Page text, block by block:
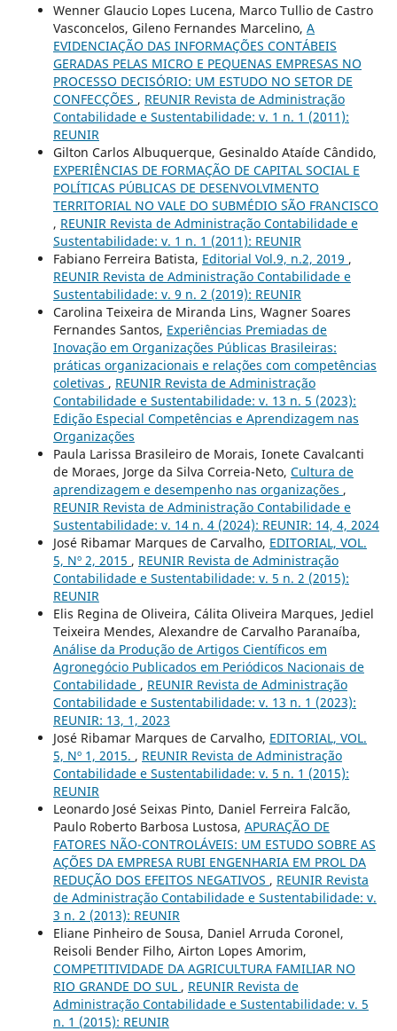
Wenner Glaucio Lopes Lucena, Marco Tullio de Castro
Vasconcelos, Gileno Fernandes Marcelino, A
EVIDENCIAÇÃO DAS INFORMAÇÕES CONTÁBEIS
GERADAS PELAS MICRO E PEQUENAS EMPRESAS NO
PROCESSO DECISÓRIO: UM ESTUDO NO SETOR DE
CONFECÇÕES , REUNIR Revista de Administração
Contabilidade e Sustentabilidade: v. 1 n. 1 (2011):
REUNIR
Gilton Carlos Albuquerque, Gesinaldo Ataíde Cândido,
EXPERIÊNCIAS DE FORMAÇÃO DE CAPITAL SOCIAL E
POLÍTICAS PÚBLICAS DE DESENVOLVIMENTO
TERRITORIAL NO VALE DO SUBMÉDIO SÃO FRANCISCO
, REUNIR Revista de Administração Contabilidade e
Sustentabilidade: v. 1 n. 1 (2011): REUNIR
Fabiano Ferreira Batista, Editorial Vol.9, n.2, 2019 ,
REUNIR Revista de Administração Contabilidade e
Sustentabilidade: v. 9 n. 2 (2019): REUNIR
Carolina Teixeira de Miranda Lins, Wagner Soares
Fernandes Santos, Experiências Premiadas de
Inovação em Organizações Públicas Brasileiras:
práticas organizacionais e relações com competências
coletivas , REUNIR Revista de Administração
Contabilidade e Sustentabilidade: v. 13 n. 5 (2023):
Edição Especial Competências e Aprendizagem nas
Organizações
Paula Larissa Brasileiro de Morais, Ionete Cavalcanti
de Moraes, Jorge da Silva Correia-Neto, Cultura de
aprendizagem e desempenho nas organizações ,
REUNIR Revista de Administração Contabilidade e
Sustentabilidade: v. 14 n. 4 (2024): REUNIR: 14, 4, 2024
José Ribamar Marques de Carvalho, EDITORIAL, VOL.
5, Nº 2, 2015 , REUNIR Revista de Administração
Contabilidade e Sustentabilidade: v. 5 n. 2 (2015):
REUNIR
Elis Regina de Oliveira, Cálita Oliveira Marques, Jediel
Teixeira Mendes, Alexandre de Carvalho Paranaíba,
Análise da Produção de Artigos Científicos em
Agronegócio Publicados em Periódicos Nacionais de
Contabilidade , REUNIR Revista de Administração
Contabilidade e Sustentabilidade: v. 13 n. 1 (2023):
REUNIR: 13, 1, 2023
José Ribamar Marques de Carvalho, EDITORIAL, VOL.
5, Nº 1, 2015. , REUNIR Revista de Administração
Contabilidade e Sustentabilidade: v. 5 n. 1 (2015):
REUNIR
Leonardo José Seixas Pinto, Daniel Ferreira Falcão,
Paulo Roberto Barbosa Lustosa, APURAÇÃO DE
FATORES NÃO-CONTROLÁVEIS: UM ESTUDO SOBRE AS
AÇÕES DA EMPRESA RUBI ENGENHARIA EM PROL DA
REDUÇÃO DOS EFEITOS NEGATIVOS , REUNIR Revista
de Administração Contabilidade e Sustentabilidade: v.
3 n. 2 (2013): REUNIR
Eliane Pinheiro de Sousa, Daniel Arruda Coronel,
Reisoli Bender Filho, Airton Lopes Amorim,
COMPETITIVIDADE DA AGRICULTURA FAMILIAR NO
RIO GRANDE DO SUL , REUNIR Revista de
Administração Contabilidade e Sustentabilidade: v. 5
n. 1 (2015): REUNIR